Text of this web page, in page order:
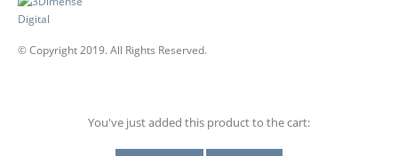
© Copyright 2019. All Rights Reserved.
You've just added this product to the cart: